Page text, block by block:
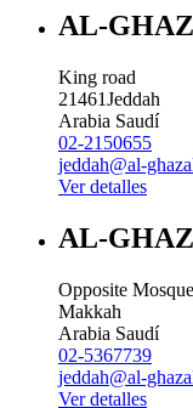
AL-
King road
21461Jeddah
Arabia Saudí
02-2150655
jeddah@al-
Ver detalles
AL-
Opposite Mosque
Makkah
Arabia Saudí
02-5367739
jeddah@al-
Ver detalles